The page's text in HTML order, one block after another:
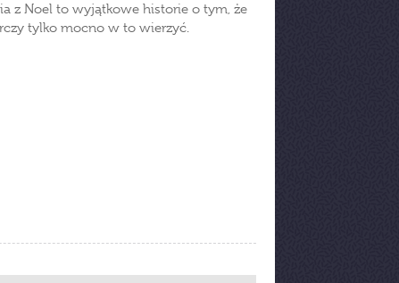
z Noel to wyjątkowe historie o tym, że
tylko mocno w to wierzyć.